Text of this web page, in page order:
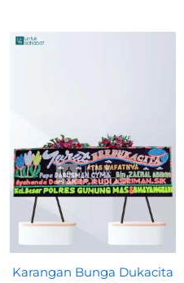
Karangan Bunga Dukacita